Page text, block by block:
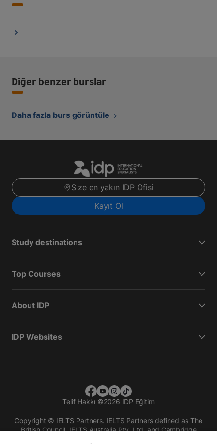
Diğer benzer burslar
Daha fazla burs görüntüle
Size en yakın IDP Ofisi
Kayıt Ol
Study destinations
Top Courses
About IDP
IDP Websites
Telif Hakkı ©2026 IDP Eğitim
Copyright © IELTS Partners. IELTS Partners defined as The
British Council, IELTS Australia Pty. Ltd. and Cambridge